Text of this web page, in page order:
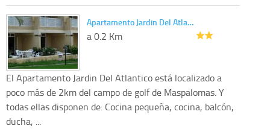
Apartamento Jardin Del Atla…
a 0.2 Km
El Apartamento Jardin Del Atlantico está localizado a
poco más de 2km del campo de golf de Maspalomas. Y
todas ellas disponen de: Cocina pequeña, cocina, balcón,
ducha, ...